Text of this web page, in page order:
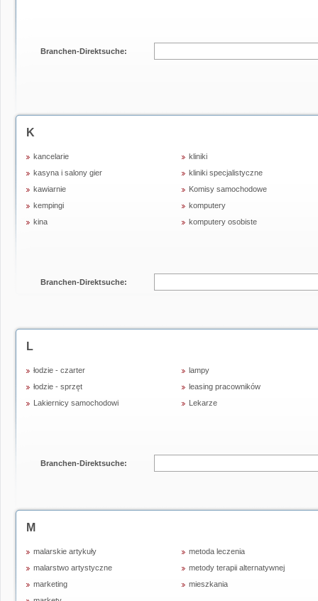
Branchen-Direktsuche:
K
kancelarie
kasyna i salony gier
kawiarnie
kempingi
kina
kliniki
kliniki specjalistyczne
Komisy samochodowe
komputery
komputery osobiste
Branchen-Direktsuche:
L
łodzie - czarter
łodzie - sprzęt
Lakiernicy samochodowi
lampy
leasing pracowników
Lekarze
Branchen-Direktsuche:
M
malarskie artykuły
malarstwo artystyczne
marketing
metoda leczenia
metody terapii alternatywnej
mieszkania